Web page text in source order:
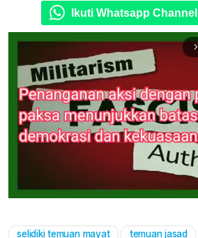
Ikuti Whatsapp
arrow_forward_ios
selidiki temuan mayat temuan jasad